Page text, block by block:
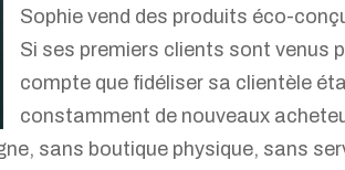
Sophie vend des produits éco-
Si ses premiers clients sont venus
compte que fidéliser sa clientèle
constamment de nouveaux
sans boutique physique, sans